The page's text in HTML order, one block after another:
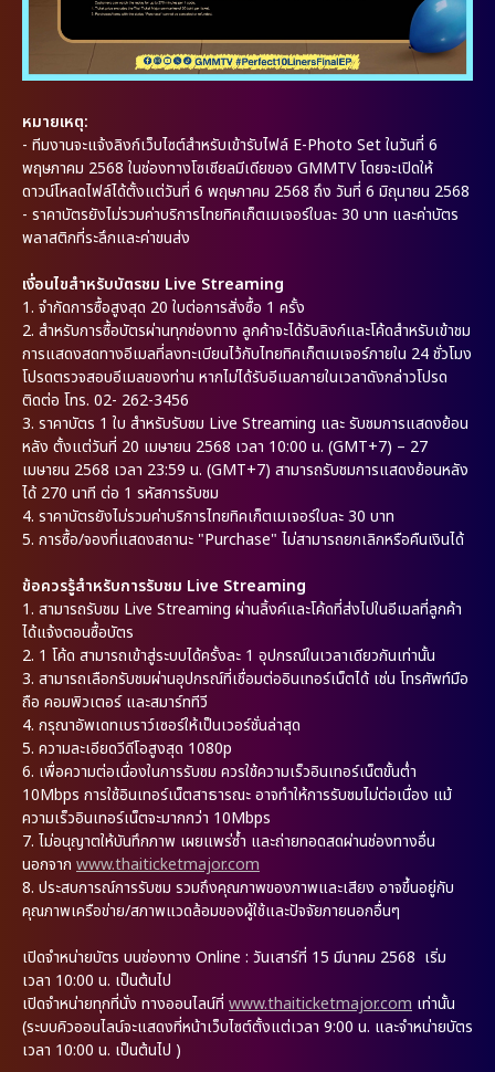
หมายเหตุ:
- ทีมงานจะแจ้งลิงก์เว็บไซต์สำหรับเข้ารับไฟล์ E-Photo Set ในวันที่ 6
พฤษภาคม 2568 ในช่องทางโซเชียลมีเดียของ GMMTV โดยจะเปิดให้
ดาวน์โหลดไฟล์ได้ตั้งแต่วันที่ 6 พฤษภาคม 2568 ถึง วันที่ 6 มิถุนายน 2568
- ราคาบัตรยังไม่รวมค่าบริการไทยทิคเก็ตเมเจอร์ใบละ 30 บาท และค่าบัตร
พลาสติกที่ระลึกและค่าขนส่ง
เงื่อนไขสำหรับบัตรชม Live Streaming
1. จำกัดการซื้อสูงสุด 20 ใบต่อการสั่งซื้อ 1 ครั้ง
2. สำหรับการซื้อบัตรผ่านทุกช่องทาง ลูกค้าจะได้รับลิงก์และโค้ดสำหรับเข้าชม
การแสดงสดทางอีเมลที่ลงทะเบียนไว้กับไทยทิคเก็ตเมเจอร์ภายใน 24 ชั่วโมง
โปรดตรวจสอบอีเมลของท่าน หากไม่ได้รับอีเมลภายในเวลาดังกล่าวโปรด
ติดต่อ โทร. 02- 262-3456
3. ราคาบัตร 1 ใบ สำหรับรับชม Live Streaming และ รับชมการแสดงย้อน
หลัง ตั้งแต่วันที่ 20 เมษายน 2568 เวลา 10:00 น. (GMT+7) – 27
เมษายน 2568 เวลา 23:59 น. (GMT+7) สามารถรับชมการแสดงย้อนหลัง
ได้ 270 นาที ต่อ 1 รหัสการรับชม
4. ราคาบัตรยังไม่รวมค่าบริการไทยทิคเก็ตเมเจอร์ใบละ 30 บาท
5. การซื้อ/จองที่แสดงสถานะ "Purchase" ไม่สามารถยกเลิกหรือคืนเงินได้
ข้อควรรู้สำหรับการรับชม Live Streaming
1. สามารถรับชม Live Streaming ผ่านลิ้งค์และโค้ดที่ส่งไปในอีเมลที่ลูกค้า
ได้แจ้งตอนซื้อบัตร
2. 1 โค้ด สามารถเข้าสู่ระบบได้ครั้งละ 1 อุปกรณ์ในเวลาเดียวกันเท่านั้น
3. สามารถเลือกรับชมผ่านอุปกรณ์ที่เชื่อมต่ออินเทอร์เน็ตได้ เช่น โทรศัพท์มือ
ถือ คอมพิวเตอร์ และสมาร์ททีวี
4. กรุณาอัพเดทเบราว์เซอร์ให้เป็นเวอร์ชั่นล่าสุด
5. ความละเอียดวีดีโอสูงสุด 1080p
6. เพื่อความต่อเนื่องในการรับชม ควรใช้ความเร็วอินเทอร์เน็ตขั้นต่ำ
10Mbps การใช้อินเทอร์เน็ตสาธารณะ อาจทำให้การรับชมไม่ต่อเนื่อง แม้
ความเร็วอินเทอร์เน็ตจะมากกว่า 10Mbps
7. ไม่อนุญาตให้บันทึกภาพ เผยแพร่ซ้ำ และถ่ายทอดสดผ่านช่องทางอื่น
นอกจาก www.thaiticketmajor.com
8. ประสบการณ์การรับชม รวมถึงคุณภาพของภาพและเสียง อาจขึ้นอยู่กับ
คุณภาพเครือข่าย/สภาพแวดล้อมของผู้ใช้และปัจจัยภายนอกอื่นๆ
เปิดจำหน่ายบัตร บนช่องทาง Online : วันเสาร์ที่ 15 มีนาคม 2568 เริ่ม
เวลา 10:00 น. เป็นต้นไป
เปิดจำหน่ายทุกที่นั่ง ทางออนไลน์ที่ www.thaiticketmajor.com เท่านั้น
(ระบบคิวออนไลน์จะแสดงที่หน้าเว็บไซต์ตั้งแต่เวลา 9:00 น. และจำหน่ายบัตร
เวลา 10:00 น. เป็นต้นไป )